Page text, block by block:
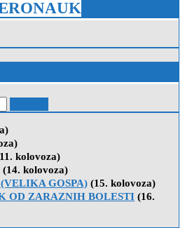
kolovoza)
(14. kolovoza)
GOSPA) (15. kolovoza)
OD ZARAZNIH BOLESTI (16.